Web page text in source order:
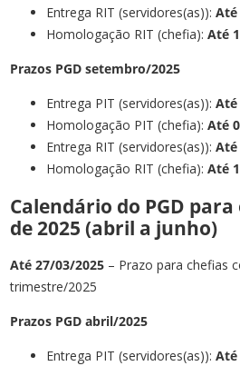
Entrega RIT (servidores(as)):Até
Homologação RIT (chefia):Até
Prazos PGD setembro/2025
Entrega PIT (servidores(as)):Até
Homologação PIT (chefia):Até
Entrega RIT (servidores(as)):
Homologação RIT (chefia):Até
Calendário do PGD
de 2025 (abril a junho)
Até27/03/2025 – Prazo para chefias
trimestre/2025
Prazos PGD abril/2025
Entrega PIT (servidores(as)):Até